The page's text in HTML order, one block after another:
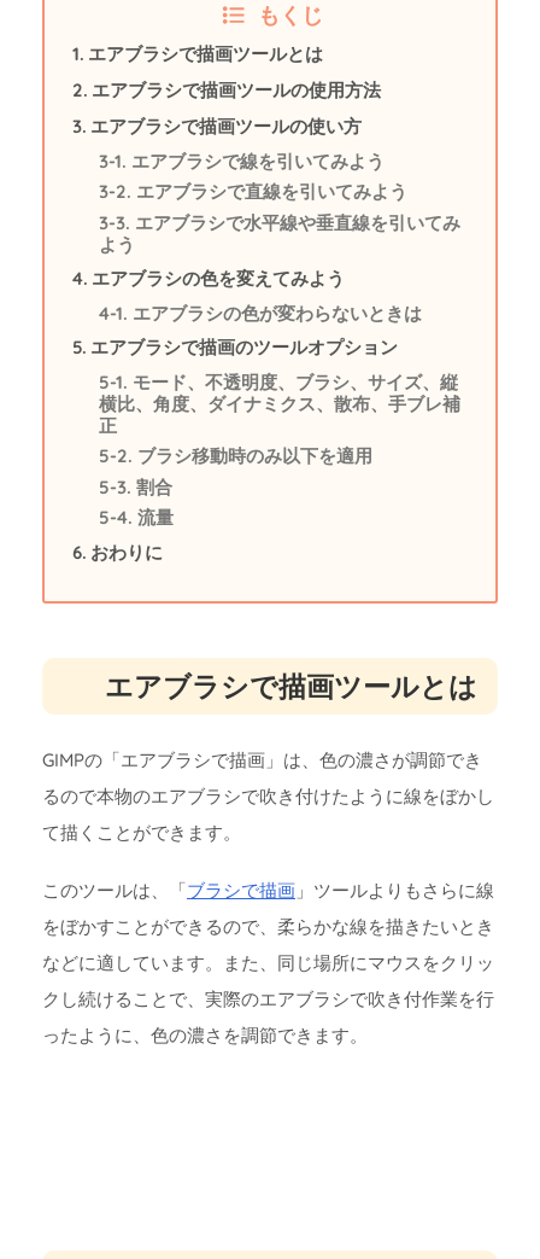
もくじ
エアブラシで描画ツールとは
エアブラシで描画ツールの使用方法
エアブラシで描画ツールの使い方
エアブラシで線を引いてみよう
エアブラシで直線を引いてみよう
エアブラシで水平線や垂直線を引いてみ
よう
エアブラシの色を変えてみよう
エアブラシの色が変わらないときは
エアブラシで描画のツールオプション
モード、不透明度、ブラシ、サイズ、縦
横比、角度、ダイナミクス、散布、手ブレ補
正
ブラシ移動時のみ以下を適用
割合
流量
おわりに
エアブラシで描画ツールとは
GIMPの「エアブラシで描画」は、色の濃さが調節でき
るので本物のエアブラシで吹き付けたように線をぼかし
て描くことができます。
このツールは、「ブラシで描画 」ツールよりもさらに線
をぼかすことができるので、柔らかな線を描きたいとき
などに適しています。また、同じ場所にマウスをクリッ
クし続けることで、実際のエアブラシで吹き付作業を行
ったように、色の濃さを調節できます。